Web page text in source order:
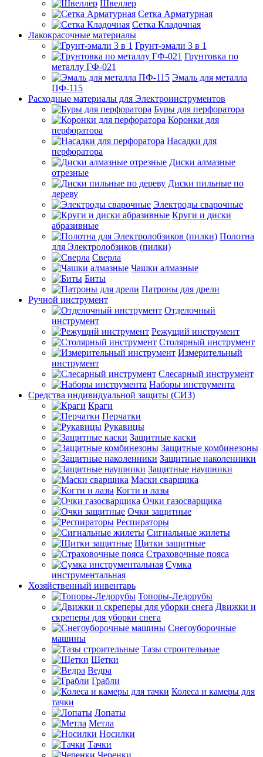
Швеллер
Сетка Арматурная
Сетка Кладочная
Лакокрасочные материалы
Грунт-эмали 3 в 1
Грунтовка по
металлу ГФ-021
Эмаль для металла
ПФ-115
Расходные материалы для Электроинструментов
Буры для перфоратора
Коронки для
перфоратора
Насадки для
перфоратора
Диски алмазные
отрезные
Диски пильные по
дереву
Электроды сварочные
Круги и диски
абразивные
Полотна
для Электролобзиков (пилки)
Сверла
Чашки алмазные
Биты
Патроны для дрели
Ручной инструмент
Отделочный
инструмент
Режущий инструмент
Столярный инструмент
Измерительный
инструмент
Слесарный инструмент
Наборы инструмента
Средства индивидуальной защиты (СИЗ)
Краги
Перчатки
Рукавицы
Защитные каски
Защитные комбинезоны
Защитные наколенники
Защитные наушники
Маски сварщика
Когти и лазы
Очки газосварщика
Очки защитные
Респираторы
Сигнальные жилеты
Щитки защитные
Страховочные пояса
Сумка
инструментальная
Хозяйственный инвентарь
Топоры-Ледорубы
Движки и
скреперы для уборки снега
Снегоуборочные
машины
Тазы строительные
Щетки
Ведра
Грабли
Колеса и камеры для
тачки
Лопаты
Метла
Носилки
Тачки
Черенки